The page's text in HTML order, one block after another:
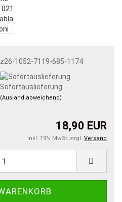
z26-1052-7119-685-1174
Sofortauslieferung
(Ausland abweichend)
18,90 EUR
inkl. 19% MwSt. zzgl. Versand